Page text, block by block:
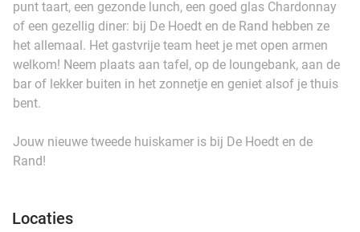
punt taart, een gezonde lunch, een goed glas Chardonnay
of een gezellig diner: bij De Hoedt en de Rand hebben ze
het allemaal. Het gastvrije team heet je met open armen
welkom! Neem plaats aan tafel, op de loungebank, aan de
bar of lekker buiten in het zonnetje en geniet alsof je thuis
bent.
Jouw nieuwe tweede huiskamer is bij De Hoedt en de
Rand!
Locaties